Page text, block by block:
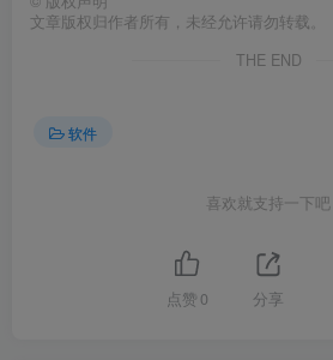
文章版权归作者所有，未经允许请勿转载。
THE END
软件
喜欢就支持一下吧
点赞 0 分享